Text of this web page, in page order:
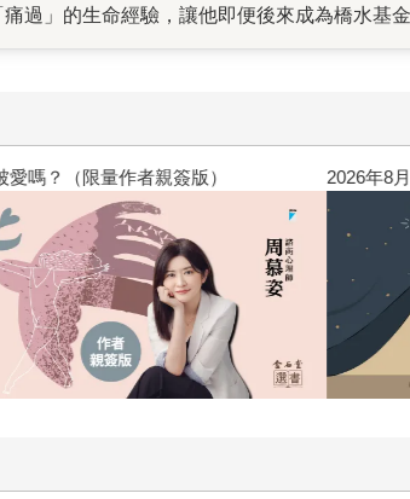
過」的生命經驗，讓他即便後來成為橋水基
需要為此自我否定，而是要學會尋找更有利
間。更具體地說，他建議我們建立「無風
有的信任都交給同一家公司或同一個產業，
分清情感的恐懼與邏輯的判斷，你就能在風
人生的目的，而是一艘載著你通往理想生活
作者親簽版） 2026年8月金石堂強力